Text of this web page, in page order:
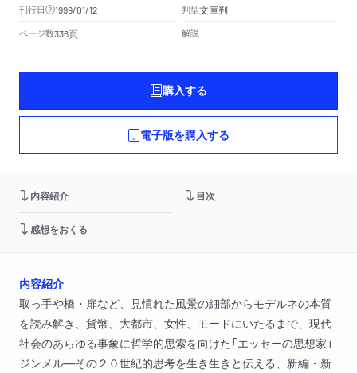
刊行日 1999/01/12 判型文庫判
ページ数336頁 解説
購入する
電子版を購入する
内容紹介 目次
感想をおくる
内容紹介
取っ手や橋・扉など、見慣れた風景の細部からモデルネの本質
を読み解き、貨幣、大都市、女性、モードにいたるまで、現代
社会のあらゆる事象に哲学的思索を向けた「エッセーの思想家」
ジンメル―その２０世紀的思考を生き生きと伝える、新編・新